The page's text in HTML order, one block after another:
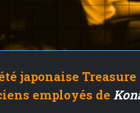
japonaise Treasure
employés de